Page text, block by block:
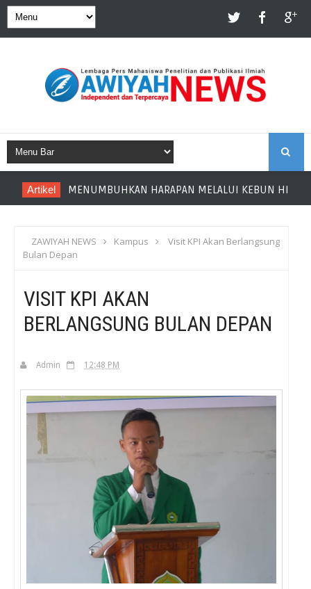
Artikel MENUMBUHKAN HARAPAN MELALUI KEBUN
ZAWIYAH NEWS Kampus
Visit KPI Akan Berlangsung
Bulan Depan
VISIT KPI AKAN
BERLANGSUNG BULAN DEPAN
Admin 12:48 PM